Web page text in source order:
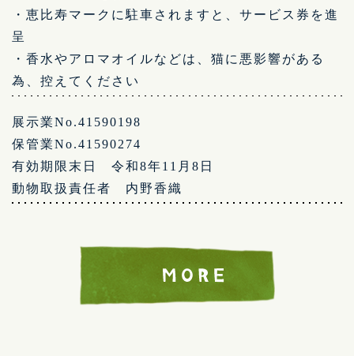
・恵比寿マークに駐車されますと、サービス券を進
呈
・香水やアロマオイルなどは、猫に悪影響がある
為、控えてください
展示業No.41590198
保管業No.41590274
有効期限末日 令和8年11月8日
動物取扱責任者 内野香織